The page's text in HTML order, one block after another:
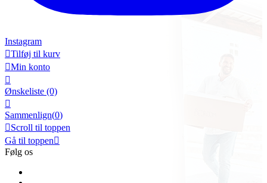
Instagram
Tilføj til kurv
Min konto

Ønskeliste (0)

Sammenlign(0)
Scroll til toppen
Gå til toppen
Følg os